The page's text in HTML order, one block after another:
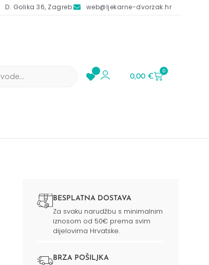
D. Golika 36, Zagreb web@ljekarne-dvorzak.hr
0,00€
0
BESPLATNA DOSTAVA
Za svaku narudžbu s minimalnim
iznosom od 50€ prema svim
dijelovima Hrvatske.
BRZA POŠILJKA